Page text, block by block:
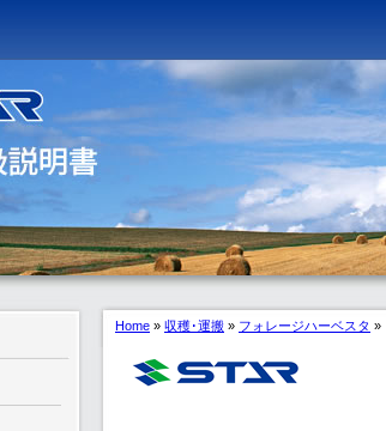
Home » 収穫･運搬 » フォレージハーベスタ »